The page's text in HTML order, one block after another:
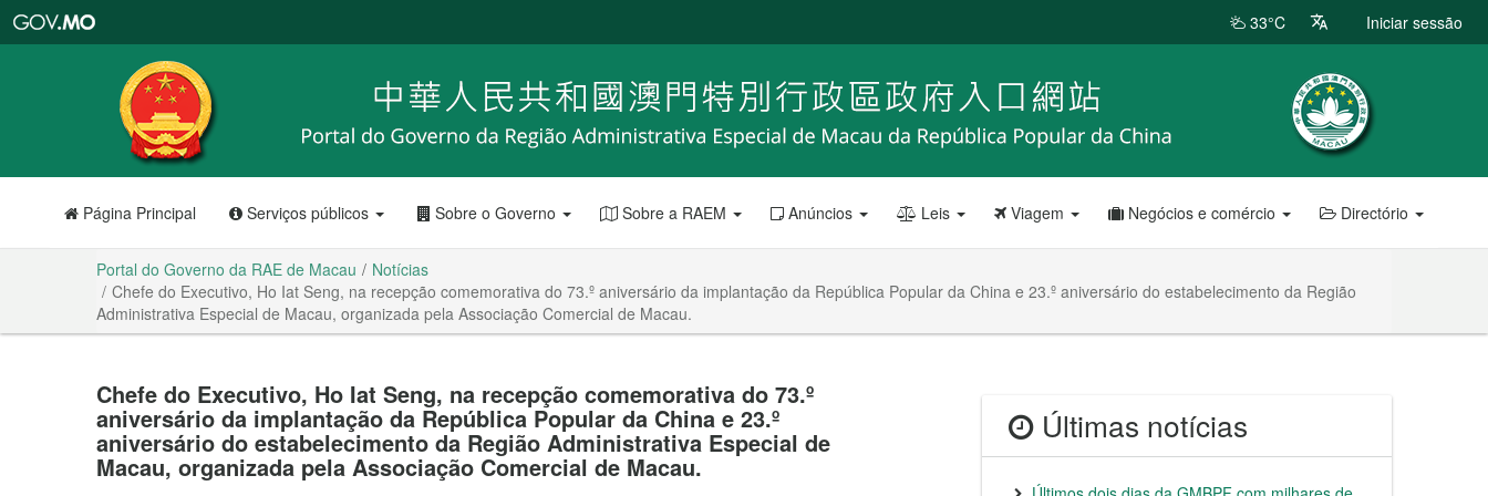
RAE
de
Macau
33°C Iniciar sessão
Página Principal Serviços públicos Sobre o Governo Sobre a RAEM Anúncios Leis Viagem Negócios e comércio Directório
Portal do Governo da RAE de Macau
Notícias
Chefe do Executivo, Ho Iat Seng, na recepção comemorativa do 73.º aniversário da implantação da República Popular da China e 23.º aniversário do estabelecimento da Região
Administrativa Especial de Macau, organizada pela Associação Comercial de Macau.
Chefe do Executivo, Ho Iat Seng, na recepção comemorativa do 73.º
aniversário da implantação da República Popular da China e 23.º
aniversário do estabelecimento da Região Administrativa Especial de
Macau, organizada pela Associação Comercial de Macau.
Últimas notícias